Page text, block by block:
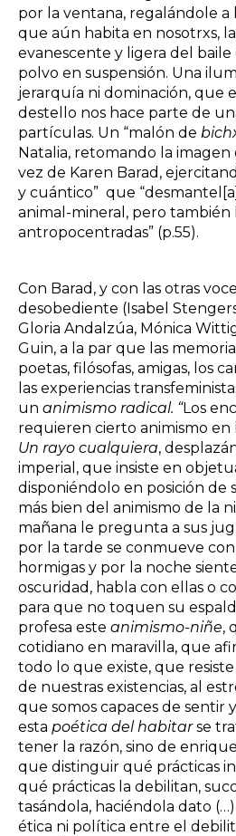
por la ventana, regalándole a
que aún habita en nosotrxs,
evanescente y ligera del baile
polvo en suspensión. Una
jerarquía ni dominación, que
destello nos hace parte de
partículas. Un “malón de
Natalia, retomando la imagen
vez de Karen Barad,
y cuántico” que
animal-mineral, pero también
antropocentradas” (p.55).
Con Barad, y con las otras
desobediente (Isabel
Gloria Andalzúa, Mónica
Guin, a la par que las
poetas, filósofas, amigas, los
las experiencias
un animismo radical. “Los
requieren cierto animismo en
Un rayo cualquiera,
imperial, que insiste en
disponiéndolo en posición de
más bien del animismo de la
mañana le pregunta a sus
por la tarde se conmueve
hormigas y por la noche
oscuridad, habla con ellas o
para que no toquen su
profesa este animismo-niñe,
cotidiano en maravilla, que
todo lo que existe, que
de nuestras existencias, al
que somos capaces de sentir
esta poética del habitarse
tener la razón, sino de
que distinguir qué prácticas
qué prácticas la debilitan,
tasándola, haciéndola dato
ética ni política entre el